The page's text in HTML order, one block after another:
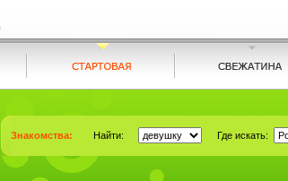
Знакомства: Найти: Где искать: